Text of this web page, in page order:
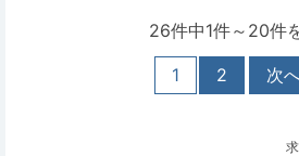
26件中1件～20件
1 2 次